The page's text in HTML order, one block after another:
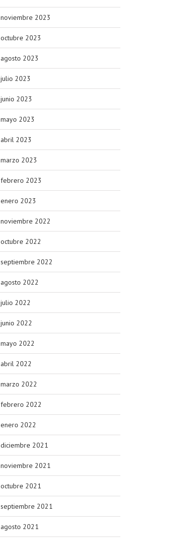
noviembre 2023
octubre 2023
agosto 2023
julio 2023
junio 2023
mayo 2023
abril 2023
marzo 2023
febrero 2023
enero 2023
noviembre 2022
octubre 2022
septiembre 2022
agosto 2022
julio 2022
junio 2022
mayo 2022
abril 2022
marzo 2022
febrero 2022
enero 2022
diciembre 2021
noviembre 2021
octubre 2021
septiembre 2021
agosto 2021